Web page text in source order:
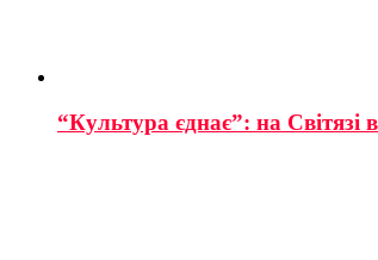
“Культура єднає”: на Світязі